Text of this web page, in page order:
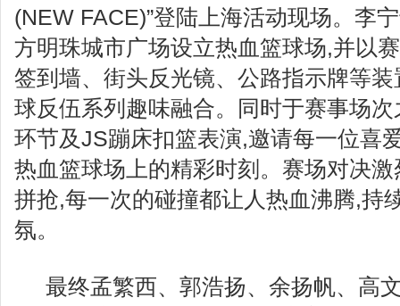
(NEW FACE)”登陆上海活动现场。李
方明珠城市广场设立热血篮球场,并以
签到墙、街头反光镜、公路指示牌等
球反伍系列趣味融合。同时于赛事场
环节及JS蹦床扣篮表演,邀请每一位喜
热血篮球场上的精彩时刻。赛场对决
拼抢,每一次的碰撞都让人热血沸腾,持
氛。
最终孟繁西、郭浩扬、余扬帆、高